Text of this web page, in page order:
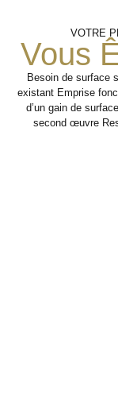
Analyse
De
L’existant
Étude du bâti
actuel, des
besoins de
Création
Du
Nouveau
Volume
Réalisation de
Finitions
Travaux de
pour rendre
confortable,
pleinement
VOTRE
Vous
Besoin de surface
existant Emprise
d’un gain de
second œuvre